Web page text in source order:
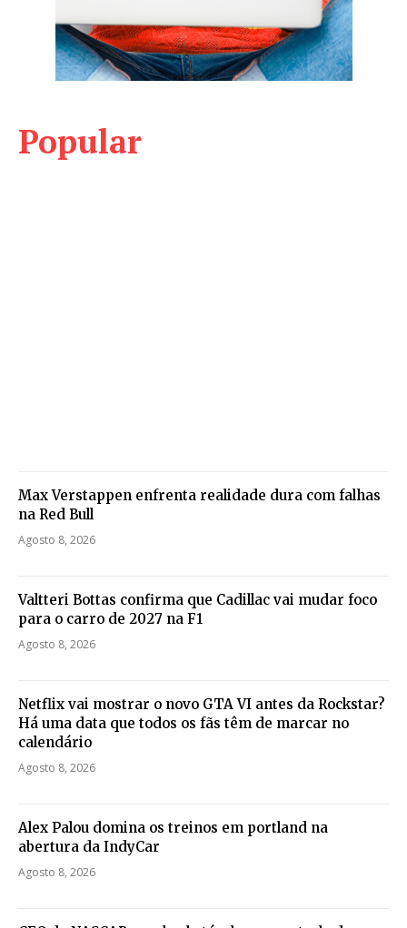
Popular
Max Verstappen enfrenta realidade dura com falhas
na Red Bull
Agosto 8, 2026
Valtteri Bottas confirma que Cadillac vai mudar foco
para o carro de 2027 na F1
Agosto 8, 2026
Netflix vai mostrar o novo GTA VI antes da Rockstar?
Há uma data que todos os fãs têm de marcar no
calendário
Agosto 8, 2026
Alex Palou domina os treinos em portland na
abertura da IndyCar
Agosto 8, 2026